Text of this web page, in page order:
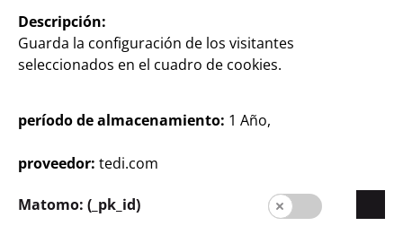
Carrera profesional
Expansión
Calidad
Información al cliente
Descripción:
Guarda la configuración de los visitantes
seleccionados en el cuadro de cookies.
período de almacenamiento: 1 Año,
proveedor: tedi.com
Matomo: (_pk_id)